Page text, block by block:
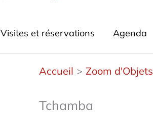
Visites et réservations Agenda
Accueil Zoom d'Objets
Tchamba